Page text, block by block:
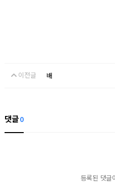
이전글 배
댓글0
등록된 댓글